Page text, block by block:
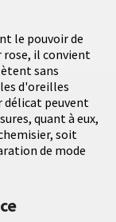
le pouvoir de
rose, il convient
sans
d'oreilles
délicat peuvent
quant à eux,
soit
de mode